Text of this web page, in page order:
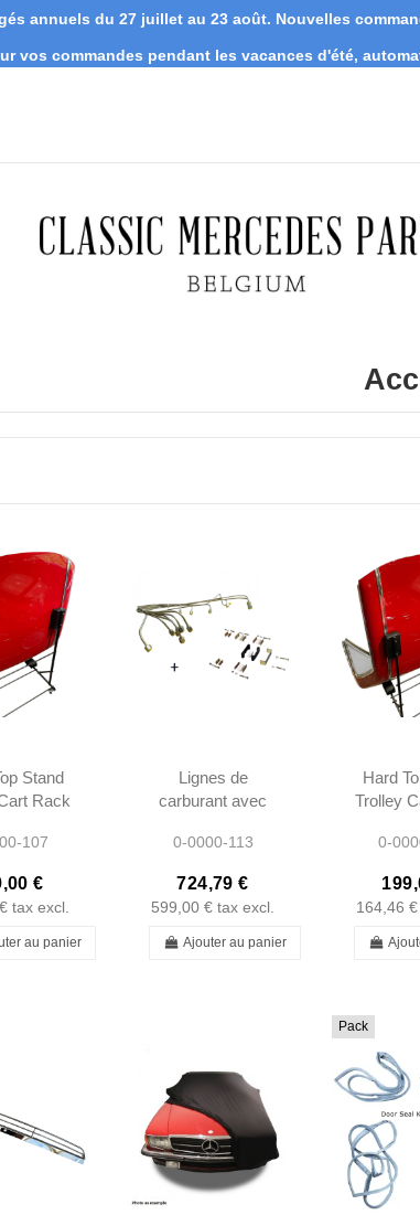
annuels du 27 juillet au 23 août. Nouvelles
vos commandes pendant les vacances d'été,
Stand
Rack
107
€
tax excl.
au panier
Lignes de
carburant avec
W108 W111
250SL 280SL
250SE 280SE
0-0000-113
724,79 €
599,00 € tax excl.
Ajouter au panier
Hard
Trolley
0-
164,46 €
Pack